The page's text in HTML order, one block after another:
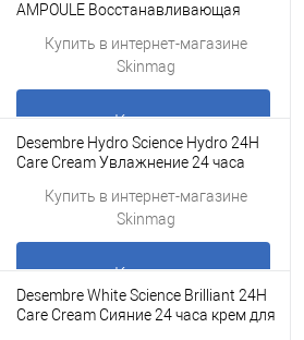
Подробнее
AMPOULE Восстанавливающая
мезороллер для лица и дермапен, 7
Купить в интернет-магазине
Skinmag
Купить
Подробнее
Desembre Hydro Science Hydro 24H
Care Cream Увлажнение 24 часа
Купить в интернет-магазине
Skinmag
Купить
Desembre White Science Brilliant 24H
Care Cream Сияние 24 часа крем для